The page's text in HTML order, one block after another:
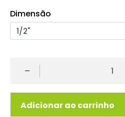
Dimensão
-
Adicionar ao carrinho